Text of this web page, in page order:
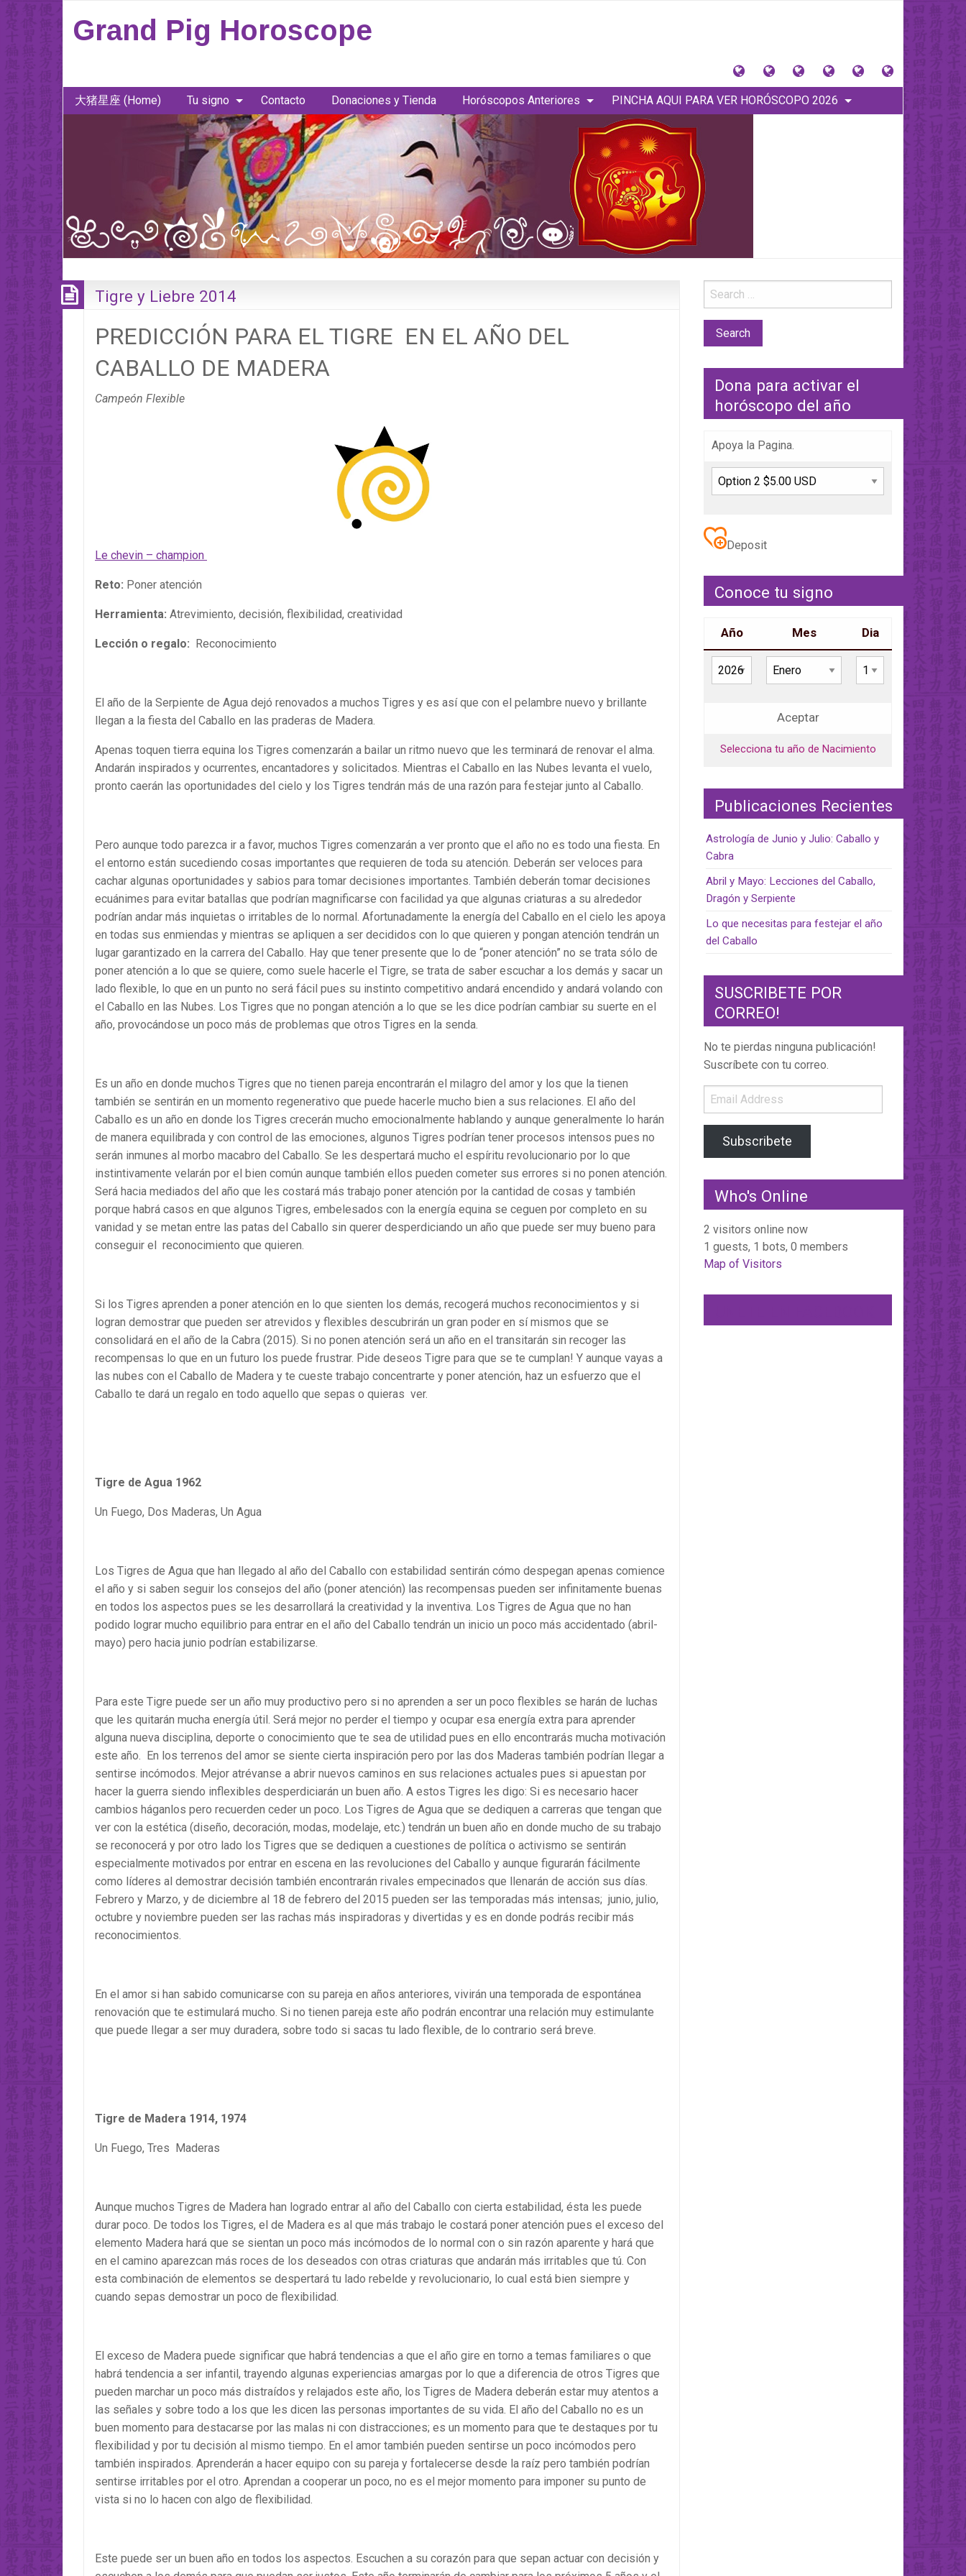
Grand Pig Horoscope
猪
星
signo
ContactoDonaciones
y
Tienda
Horóscopos
Anteriores
AQUI
大猪星座 (Home) Tu signo Contacto Donaciones y Tienda Horóscopos Anteriores PINCHA AQUI PARA VER HORÓSCOPO 2026
Tigre y Liebre 2014
PREDICCIÓN PARA EL TIGRE EN EL AÑO DEL
CABALLO DE MADERA
Campeón Flexible
Le chevin – champion
Reto: Poner atención
Herramienta: Atrevimiento, decisión, flexibilidad, creatividad
Lección o regalo: Reconocimiento
El año de la Serpiente de Agua dejó renovados a muchos Tigres y es así que con el pelambre nuevo y brillante
llegan a la fiesta del Caballo en las praderas de Madera.
Apenas toquen tierra equina los Tigres comenzarán a bailar un ritmo nuevo que les terminará de renovar el alma.
Andarán inspirados y ocurrentes, encantadores y solicitados. Mientras el Caballo en las Nubes levanta el vuelo,
pronto caerán las oportunidades del cielo y los Tigres tendrán más de una razón para festejar junto al Caballo.
Pero aunque todo parezca ir a favor, muchos Tigres comenzarán a ver pronto que el año no es todo una fiesta. En
el entorno están sucediendo cosas importantes que requieren de toda su atención. Deberán ser veloces para
cachar algunas oportunidades y sabios para tomar decisiones importantes. También deberán tomar decisiones
ecuánimes para evitar batallas que podrían magnificarse con facilidad ya que algunas criaturas a su alrededor
podrían andar más inquietas o irritables de lo normal. Afortunadamente la energía del Caballo en el cielo les apoya
en todas sus enmiendas y mientras se apliquen a ser decididos con lo que quieren y pongan atención tendrán un
lugar garantizado en la carrera del Caballo. Hay que tener presente que lo de “poner atención” no se trata sólo de
poner atención a lo que se quiere, como suele hacerle el Tigre, se trata de saber escuchar a los demás y sacar un
lado flexible, lo que en un punto no será fácil pues su instinto competitivo andará encendido y andará volando con
el Caballo en las Nubes. Los Tigres que no pongan atención a lo que se les dice podrían cambiar su suerte en el
año, provocándose un poco más de problemas que otros Tigres en la senda.
Es un año en donde muchos Tigres que no tienen pareja encontrarán el milagro del amor y los que la tienen
también se sentirán en un momento regenerativo que puede hacerle mucho bien a sus relaciones. El año del
Caballo es un año en donde los Tigres crecerán mucho emocionalmente hablando y aunque generalmente lo harán
de manera equilibrada y con control de las emociones, algunos Tigres podrían tener procesos intensos pues no
serán inmunes al morbo macabro del Caballo. Se les despertará mucho el espíritu revolucionario por lo que
instintivamente velarán por el bien común aunque también ellos pueden cometer sus errores si no ponen atención.
Será hacia mediados del año que les costará más trabajo poner atención por la cantidad de cosas y también
porque habrá casos en que algunos Tigres, embelesados con la energía equina se ceguen por completo en su
vanidad y se metan entre las patas del Caballo sin querer desperdiciando un año que puede ser muy bueno para
conseguir el reconocimiento que quieren.
Si los Tigres aprenden a poner atención en lo que sienten los demás, recogerá muchos reconocimientos y si
logran demostrar que pueden ser atrevidos y flexibles descubrirán un gran poder en sí mismos que se
consolidará en el año de la Cabra (2015). Si no ponen atención será un año en el transitarán sin recoger las
recompensas lo que en un futuro los puede frustrar. Pide deseos Tigre para que se te cumplan! Y aunque vayas a
las nubes con el Caballo de Madera y te cueste trabajo concentrarte y poner atención, haz un esfuerzo que el
Caballo te dará un regalo en todo aquello que sepas o quieras ver.
Tigre de Agua 1962
Un Fuego, Dos Maderas, Un Agua
Los Tigres de Agua que han llegado al año del Caballo con estabilidad sentirán cómo despegan apenas comience
el año y si saben seguir los consejos del año (poner atención) las recompensas pueden ser infinitamente buenas
en todos los aspectos pues se les desarrollará la creatividad y la inventiva. Los Tigres de Agua que no han
podido lograr mucho equilibrio para entrar en el año del Caballo tendrán un inicio un poco más accidentado (abril-
mayo) pero hacia junio podrían estabilizarse.
Para este Tigre puede ser un año muy productivo pero si no aprenden a ser un poco flexibles se harán de luchas
que les quitarán mucha energía útil. Será mejor no perder el tiempo y ocupar esa energía extra para aprender
alguna nueva disciplina, deporte o conocimiento que te sea de utilidad pues en ello encontrarás mucha motivación
este año. En los terrenos del amor se siente cierta inspiración pero por las dos Maderas también podrían llegar a
sentirse incómodos. Mejor atrévanse a abrir nuevos caminos en sus relaciones actuales pues si apuestan por
hacer la guerra siendo inflexibles desperdiciarán un buen año. A estos Tigres les digo: Si es necesario hacer
cambios háganlos pero recuerden ceder un poco. Los Tigres de Agua que se dediquen a carreras que tengan que
ver con la estética (diseño, decoración, modas, modelaje, etc.) tendrán un buen año en donde mucho de su trabajo
se reconocerá y por otro lado los Tigres que se dediquen a cuestiones de política o activismo se sentirán
especialmente motivados por entrar en escena en las revoluciones del Caballo y aunque figurarán fácilmente
como líderes al demostrar decisión también encontrarán rivales empecinados que llenarán de acción sus días.
Febrero y Marzo, y de diciembre al 18 de febrero del 2015 pueden ser las temporadas más intensas; junio, julio,
octubre y noviembre pueden ser las rachas más inspiradoras y divertidas y es en donde podrás recibir más
reconocimientos.
En el amor si han sabido comunicarse con su pareja en años anteriores, vivirán una temporada de espontánea
renovación que te estimulará mucho. Si no tienen pareja este año podrán encontrar una relación muy estimulante
que puede llegar a ser muy duradera, sobre todo si sacas tu lado flexible, de lo contrario será breve.
Tigre de Madera 1914, 1974
Un Fuego, Tres Maderas
Aunque muchos Tigres de Madera han logrado entrar al año del Caballo con cierta estabilidad, ésta les puede
durar poco. De todos los Tigres, el de Madera es al que más trabajo le costará poner atención pues el exceso del
elemento Madera hará que se sientan un poco más incómodos de lo normal con o sin razón aparente y hará que
en el camino aparezcan más roces de los deseados con otras criaturas que andarán más irritables que tú. Con
esta combinación de elementos se despertará tu lado rebelde y revolucionario, lo cual está bien siempre y
cuando sepas demostrar un poco de flexibilidad.
El exceso de Madera puede significar que habrá tendencias a que el año gire en torno a temas familiares o que
habrá tendencia a ser infantil, trayendo algunas experiencias amargas por lo que a diferencia de otros Tigres que
pueden marchar un poco más distraídos y relajados este año, los Tigres de Madera deberán estar muy atentos a
las señales y sobre todo a los que les dicen las personas importantes de su vida. El año del Caballo no es un
buen momento para destacarse por las malas ni con distracciones; es un momento para que te destaques por tu
flexibilidad y por tu decisión al mismo tiempo. En el amor también pueden sentirse un poco incómodos pero
también inspirados. Aprenderán a hacer equipo con su pareja y fortalecerse desde la raíz pero también podrían
sentirse irritables por el otro. Aprendan a cooperar un poco, no es el mejor momento para imponer su punto de
vista si no lo hacen con algo de flexibilidad.
Este puede ser un buen año en todos los aspectos. Escuchen a su corazón para que sepan actuar con decisión y
Dona para activar el
horóscopo del año
Apoya la Pagina.
Deposit
Conoce tu signo
Año Mes Dia
Aceptar
Selecciona tu año de Nacimiento
Publicaciones Recientes
Astrología de Junio y Julio: Caballo y
Cabra
Abril y Mayo: Lecciones del Caballo,
Dragón y Serpiente
Lo que necesitas para festejar el año
del Caballo
SUSCRIBETE POR
CORREO!
No te pierdas ninguna publicación!
Suscríbete con tu correo.
Email
Address
Subscribete
Who's Online
2 visitors online now
1 guests, 1 bots, 0 members
Map of Visitors